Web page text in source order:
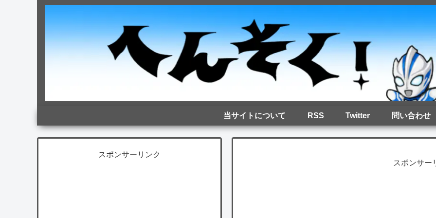
当サイトについて RSS Twitter 問い合わせ
スポンサー
スポンサーリンク